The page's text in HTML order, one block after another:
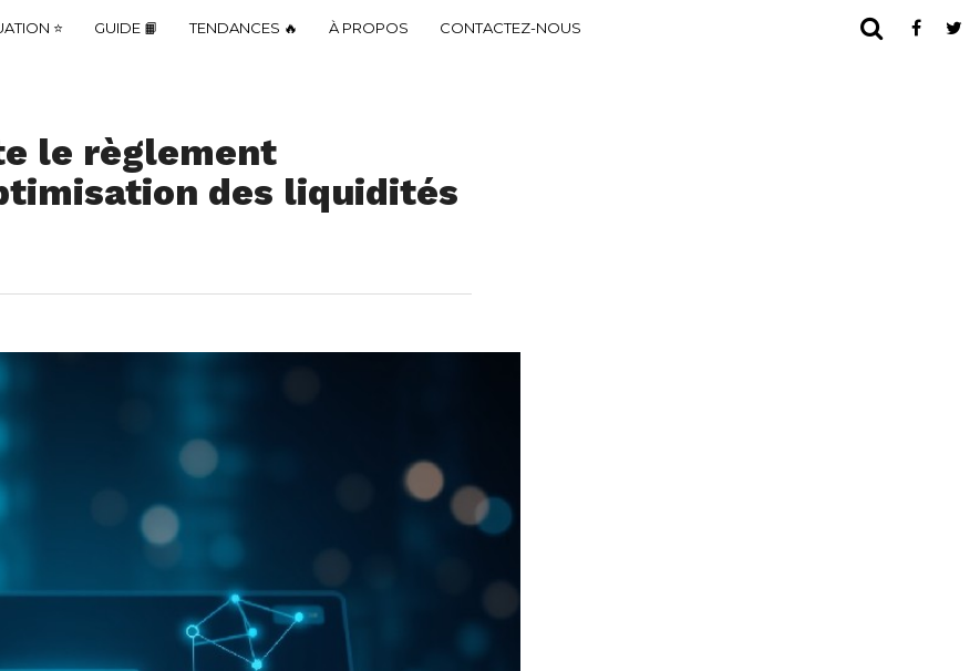
⭐ GUIDE 📙 TENDANCES 🔥 À PROPOS CONTACTEZ-NOUS
le règlement
des liquidités